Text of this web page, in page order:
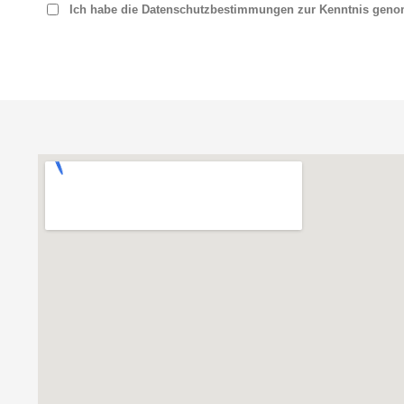
Ich habe die Datenschutzbestimmungen zur Kenntnis